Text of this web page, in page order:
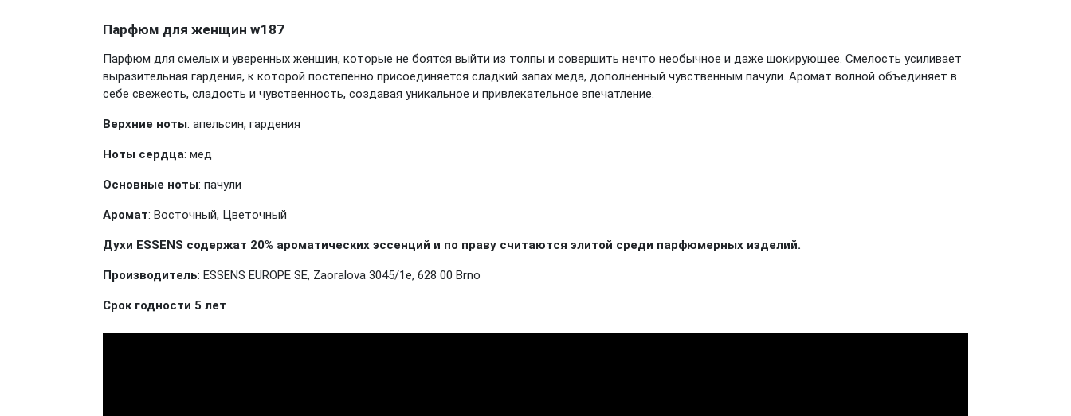
Парфюм для женщин w187
Парфюм для смелых и уверенных женщин, которые не боятся выйти из толпы и совершить нечто необычное и даже шокирующее. Смелость усиливает
выразительная гардения, к которой постепенно присоединяется сладкий запах меда, дополненный чувственным пачули. Аромат волной объединяет в
себе свежесть, сладость и чувственность, создавая уникальное и привлекательное впечатление.
Верхние ноты: апельсин, гардения
Ноты сердца: мед
Основные ноты: пачули
Аромат: Восточный, Цветочный
Духи ESSENS содержат 20% ароматических эссенций и по праву считаются элитой среди парфюмерных изделий.
Производитель: ESSENS EUROPE SE, Zaoralova 3045/1e, 628 00 Brno
Срок годности 5 лет